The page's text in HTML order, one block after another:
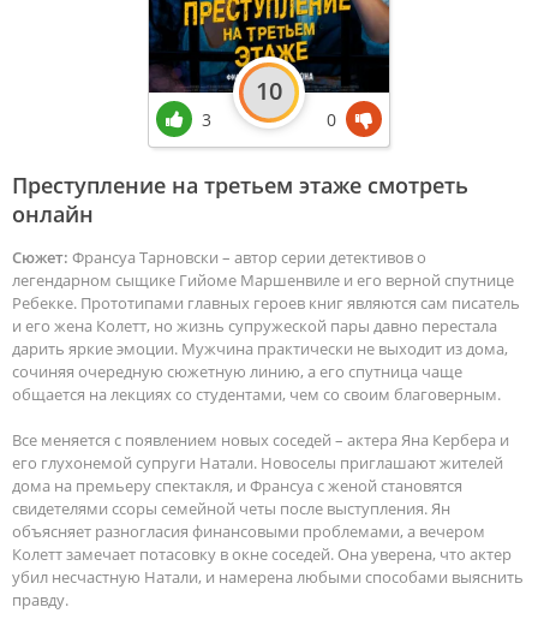
Преступление на третьем этаже смотреть
онлайн
Сюжет: Франсуа Тарновски – автор серии детективов о
легендарном сыщике Гийоме Маршенвиле и его верной спутнице
Ребекке. Прототипами главных героев книг являются сам писатель
и его жена Колетт, но жизнь супружеской пары давно перестала
дарить яркие эмоции. Мужчина практически не выходит из дома,
сочиняя очередную сюжетную линию, а его спутница чаще
общается на лекциях со студентами, чем со своим благоверным.
Все меняется с появлением новых соседей – актера Яна Кербера и
его глухонемой супруги Натали. Новоселы приглашают жителей
дома на премьеру спектакля, и Франсуа с женой становятся
свидетелями ссоры семейной четы после выступления. Ян
объясняет разногласия финансовыми проблемами, а вечером
Колетт замечает потасовку в окне соседей. Она уверена, что актер
убил несчастную Натали, и намерена любыми способами выяснить
правду.
3
10
0